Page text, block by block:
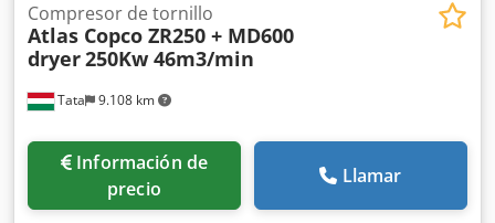
Tata 9.108 km
Compresor de tornillo
Atlas Copco ZR250 + MD600
dryer250Kw 46m3/min
Información de
precio
Llamar